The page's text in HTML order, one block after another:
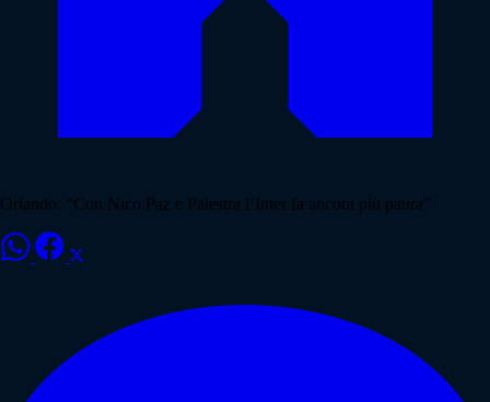
Orlando: “Con Nico Paz e Palestra l’Inter fa ancora più paura”